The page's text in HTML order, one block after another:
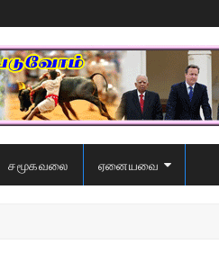
சமூகவலை ஏனையவை